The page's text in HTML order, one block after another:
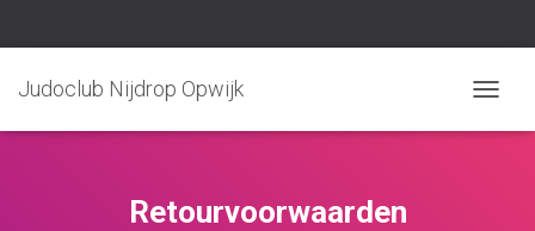
Judoclub Nijdrop Opwijk
Retourvoorwaarden